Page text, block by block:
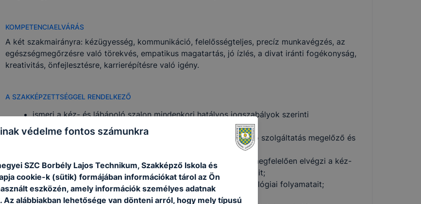
KOMPETENCIAELVÁRÁS
A két szakmairányra: kézügyesség, kommunikáció, felelősségteljes, precíz munkavégzés, az
egészségmegőrzésre való törekvés, empatikus magatartás, jó ízlés, a divat iránti fogékonyság,
kreativitás, önfejlesztésre, karrierépítésre való igény.
A SZAKKÉPZETTSÉGGEL RENDELKEZŐ
ismeri a kéz- és lábápoló szalon mindenkori hatályos jogszabályok szerinti
működtetésének feltételeit, szakmai szabályait;
felkészül a kéz- és lábápoló szépészeti és egészségmegőrző szolgáltatás megelőző és
megtervezi, előkészíti a szolgáltatást és a kezelési tervnek megfelelően elvégzi a kéz-
és lábápolás, műköröm építésének és díszítésének folyamatait;
elvégzi a kéz ápolásának és a műköröm készítésének technológiai folyamatait;
elvégzi a lábápolás technológiai folyamatait;
védelme fontos számunkra
SZC Borbély Lajos Technikum, Szakképző Iskola és
cookie-k (sütik) formájában információkat tárol az Ön
eszközén, amely információk személyes adatnak
Az alábbiakban lehetősége van dönteni arról, hogy mely típusú